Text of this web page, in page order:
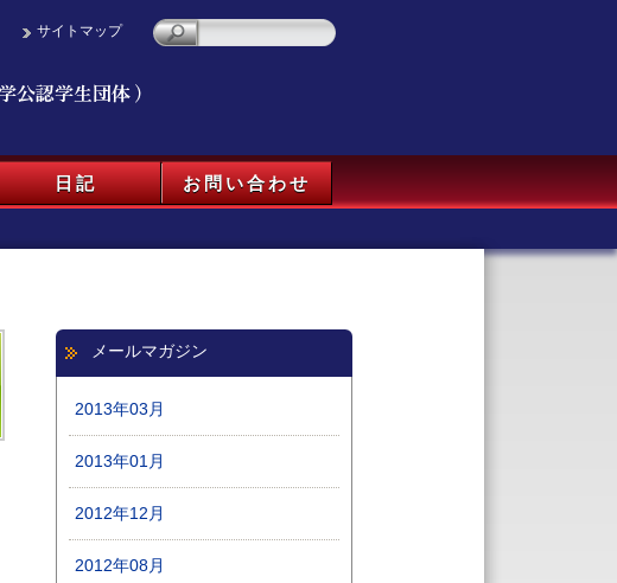
サイトマップ
日記 お問い合わせ
メールマガジン
2013年03月
2013年01月
2012年12月
2012年08月